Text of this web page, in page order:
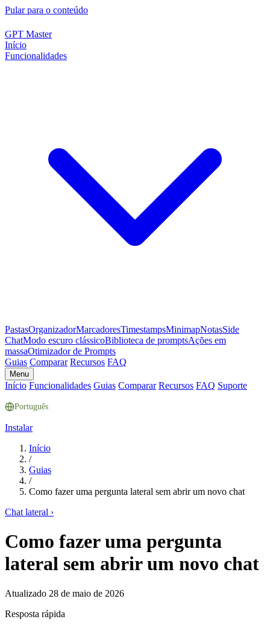
Pular para o conteúdo
GPT Master
Início
Funcionalidades
PastasOrganizadorMarcadoresTimestampsMinimapNotasSide
ChatModo escuro clássicoBiblioteca de promptsAções em
massaOtimizador de Prompts
Guias Comparar Recursos FAQ
Menu
Início Funcionalidades Guias Comparar Recursos FAQ Suporte
Português
Instalar
Início
/
Guias
/
Como fazer uma pergunta lateral sem abrir um novo chat
Chat lateral ›
Como fazer uma pergunta
lateral sem abrir um novo chat
Atualizado 28 de maio de 2026
Resposta rápida